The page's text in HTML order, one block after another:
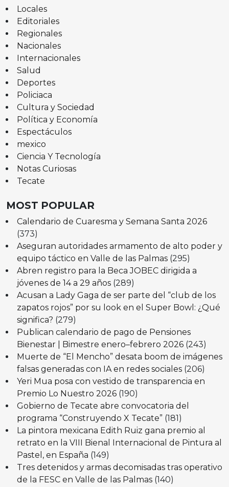
Locales
Editoriales
Regionales
Nacionales
Internacionales
Salud
Deportes
Policiaca
Cultura y Sociedad
Política y Economía
Espectáculos
mexico
Ciencia Y Tecnología
Notas Curiosas
Tecate
MOST POPULAR
Calendario de Cuaresma y Semana Santa 2026
(373)
Aseguran autoridades armamento de alto poder y
equipo táctico en Valle de las Palmas (295)
Abren registro para la Beca JOBEC dirigida a
jóvenes de 14 a 29 años (289)
Acusan a Lady Gaga de ser parte del “club de los
zapatos rojos” por su look en el Super Bowl: ¿Qué
significa? (279)
Publican calendario de pago de Pensiones
Bienestar | Bimestre enero–febrero 2026 (243)
Muerte de “El Mencho” desata boom de imágenes
falsas generadas con IA en redes sociales (206)
Yeri Mua posa con vestido de transparencia en
Premio Lo Nuestro 2026 (190)
Gobierno de Tecate abre convocatoria del
programa “Construyendo X Tecate” (181)
La pintora mexicana Edith Ruiz gana premio al
retrato en la VIII Bienal Internacional de Pintura al
Pastel, en España (149)
Tres detenidos y armas decomisadas tras operativo
de la FESC en Valle de las Palmas (140)